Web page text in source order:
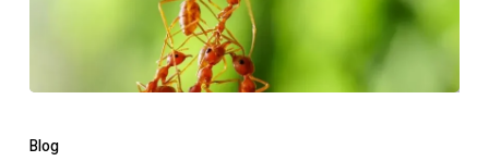
las
Blog